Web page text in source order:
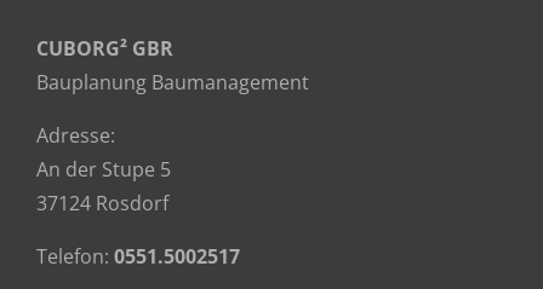
CUBORG² GBR
Bauplanung Baumanagement
Adresse:
An der Stupe 5
37124 Rosdorf
Telefon: 0551.5002517